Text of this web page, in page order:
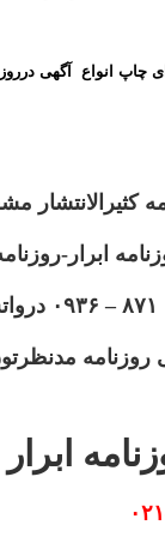
چاپ انواع آگهی
ابرار-
روزنامه
ابرار